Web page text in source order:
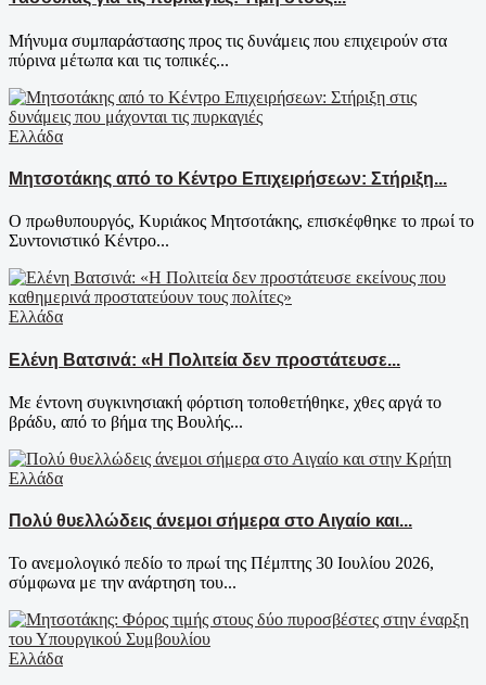
Μήνυμα συμπαράστασης προς τις δυνάμεις που επιχειρούν στα
πύρινα μέτωπα και τις τοπικές...
Ελλάδα
Μητσοτάκης από το Κέντρο Επιχειρήσεων: Στήριξη...
Ο πρωθυπουργός, Κυριάκος Μητσοτάκης, επισκέφθηκε το πρωί το
Συντονιστικό Κέντρο...
Ελλάδα
Ελένη Βατσινά: «Η Πολιτεία δεν προστάτευσε...
Με έντονη συγκινησιακή φόρτιση τοποθετήθηκε, χθες αργά το
βράδυ, από το βήμα της Βουλής...
Ελλάδα
Πολύ θυελλώδεις άνεμοι σήμερα στο Αιγαίο και...
Το ανεμολογικό πεδίο το πρωί της Πέμπτης 30 Ιουλίου 2026,
σύμφωνα με την ανάρτηση του...
Ελλάδα